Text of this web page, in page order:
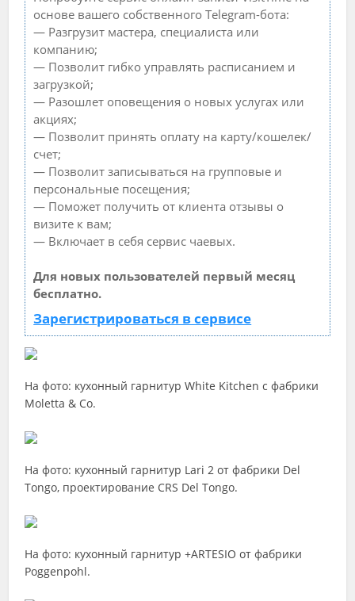
основе вашего собственного Telegram-бота:
— Разгрузит мастера, специалиста или
компанию;
— Позволит гибко управлять расписанием и
загрузкой;
— Разошлет оповещения о новых услугах или
акциях;
— Позволит принять оплату на карту/кошелек/
счет;
— Позволит записываться на групповые и
персональные посещения;
— Поможет получить от клиента отзывы о
визите к вам;
— Включает в себя сервис чаевых.
Для новых пользователей первый месяц
бесплатно.
Зарегистрироваться в сервисе
На фото: кухонный гарнитур White Kitchen с фабрики
Moletta & Co.
На фото: кухонный гарнитур Lari 2 от фабрики Del
Tongo, проектирование CRS Del Tongo.
На фото: кухонный гарнитур +ARTESIO от фабрики
Poggenpohl.